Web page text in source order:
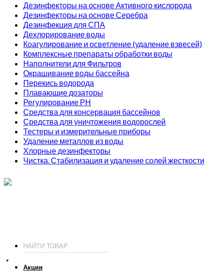
Дезинфекторы на основе Активного кислорода
Дезинфекторы на основе Серебра
Дезинфекция для СПА
Дехлорирование воды
Коагулирование и осветление (удаление взвесей)
Комплексные препараты обработки воды
Наполнители для Фильтров
Окрашивание воды бассейна
Перекись водорода
Плавающие дозаторы
Регулирование РН
Средства для консервация бассейнов
Средства для уничтожения водорослей
Тестеры и измерительные приборы
Удаление металлов из воды
Хлорные дезинфекторы
Чистка. Стабилизация и удаление солей жесткости
Акции